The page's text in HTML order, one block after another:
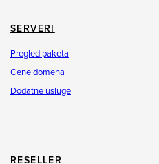
SERVERI
Pregled paketa
Cene domena
Dodatne usluge
RESELLER